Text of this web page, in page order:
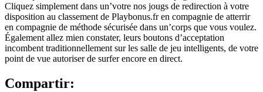
Cliquez simplement dans un’votre nos jougs de redirection à votre
disposition au classement de Playbonus.fr en compagnie de atterrir
en compagnie de méthode sécurisée dans un’corps que vous voulez.
Également allez mien constater, leurs boutons d’acceptation
incombent traditionnellement sur les salle de jeu intelligents, de votre
point de vue autoriser de surfer encore en direct.
Compartir: